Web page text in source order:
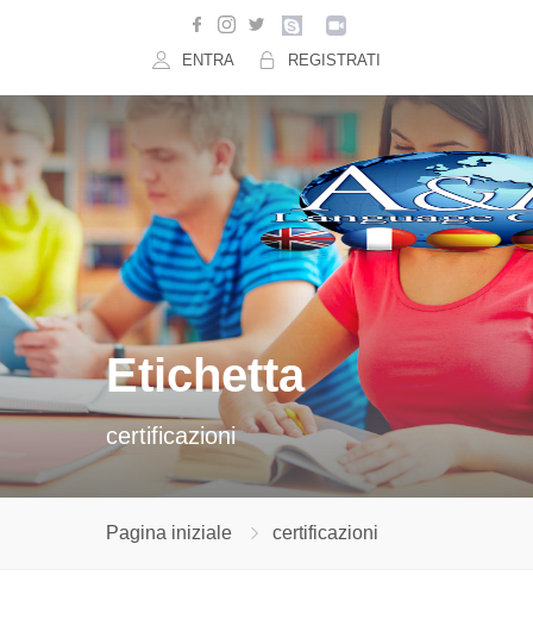
REGISTRATI
ENTRA
Etichetta
certificazioni
Pagina iniziale certificazioni